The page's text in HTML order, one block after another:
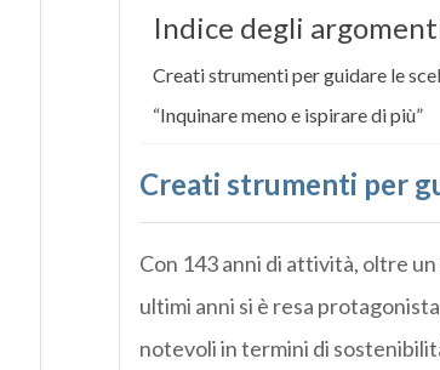
Indice degli
Creati strumenti per guidare le
“Inquinare meno e ispirare di più”
Creati strumenti per
Con 143 anni di attività, oltre
ultimi anni si è resa
notevoli in termini di